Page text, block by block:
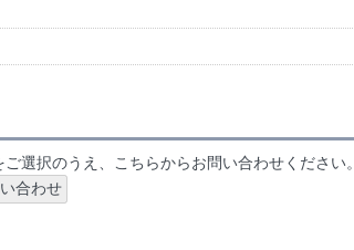
選択のうえ、こちらからお問い合わせください。